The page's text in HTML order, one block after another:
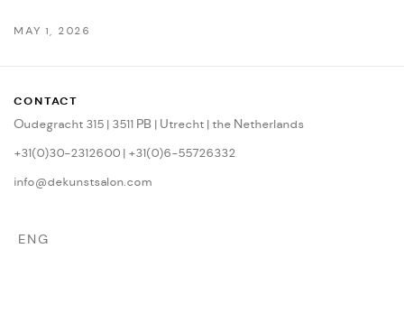
MAY 1, 2026
CONTACT
Oudegracht 315 | 3511 PB | Utrecht | the Netherlands
+31(0)30-2312600 | +31(0)6-55726332
info@dekunstsalon.com
ENG